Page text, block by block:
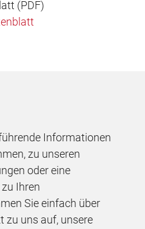
(PDF)
Informationen
zu unseren
oder eine
Ihren
Sie einfach über
zu uns auf, unsere